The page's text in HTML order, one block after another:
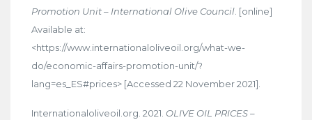
Promotion Unit – International Olive Council. [online]
Available at:
<https://www.internationaloliveoil.org/what-we-
do/economic-affairs-promotion-unit/?
lang=es_ES#prices> [Accessed 22 November 2021].
Internationaloliveoil.org. 2021. OLIVE OIL PRICES –